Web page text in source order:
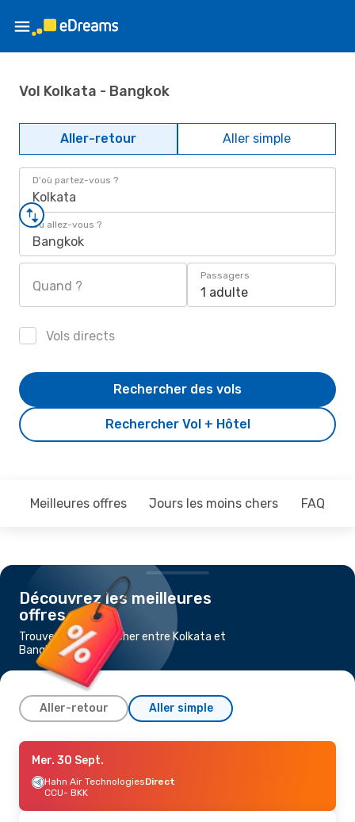
Vol Kolkata - Bangkok
Aller-retour Aller simple
D'où partez-vous ?
Kolkata
Où allez-vous ?
Bangkok
Quand ?
Passagers
1 adulte
Vols directs
Rechercher Vol + Hôtel
Rechercher des vols
Meilleures offres Jours les moins chers FAQ
Découvrez les meilleures
offres
Trouvez un vol pas cher entre Kolkata et
Bangkok
Aller-retour Aller simple
Mer. 9 Sept.- Sam. 12 Sept.
Thai Lion AirDirect
CCU- BKK
BKK- CCU
Mer. 30 Sept.
Hahn Air TechnologiesDirect
CCU- BKK